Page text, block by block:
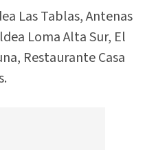
Las Tablas, Antenas
Loma Alta Sur, El
Restaurante Casa